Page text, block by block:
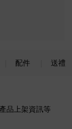
配件 送禮
品上架資訊等